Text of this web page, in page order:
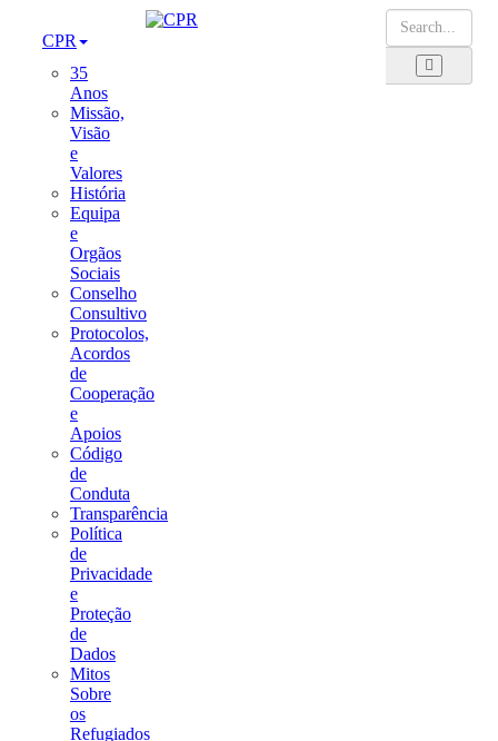
CPR
35
Anos
Missão,
Visão
e
Valores
História
Equipa
e
Orgãos
Sociais
Conselho
Consultivo
Protocolos,
Acordos
de
Cooperação
e
Apoios
Código
de
Conduta
Transparência
Política
de
Privacidade
e
Proteção
de
Dados
Mitos
Sobre
os
Refugiados